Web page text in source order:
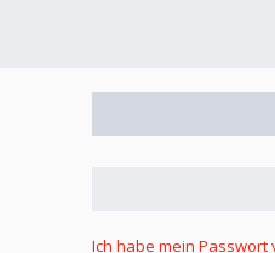
Ich habe mein Passwort